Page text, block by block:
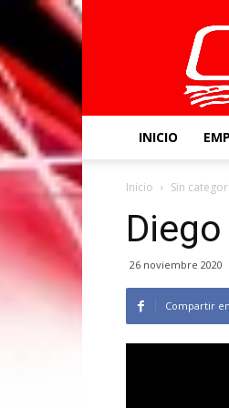
Canal
Once
INICIO
Inicio Sin
26 noviembre 2020
Compartir